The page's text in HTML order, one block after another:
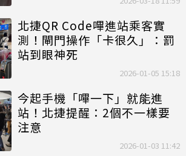
北捷QR Code嗶進站乘客實
測！閘門操作「卡很久」：罰
站到眼神死
2026-01-05 15:18
今起手機「嗶一下」就能進
站！北捷提醒：2個不一樣要
注意
2026-01-03 11:42